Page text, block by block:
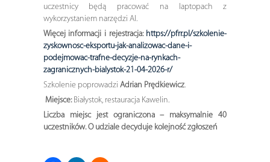
uczestnicy będą pracować na laptopach z
wykorzystaniem narzędzi AI.
Więcej informacji i rejestracja: https://pfrr.pl/szkolenie-
zyskownosc-eksportu-jak-analizowac-dane-i-
podejmowac-trafne-decyzje-na-rynkach-
zagranicznych-bialystok-21-04-2026-r/
Szkolenie poprowadzi Adrian Prędkiewicz.
Miejsce:Białystok, restauracja Kawelin.
Liczba miejsc jest ograniczona – maksymalnie 40
uczestników. O udziale decyduje kolejność zgłoszeń